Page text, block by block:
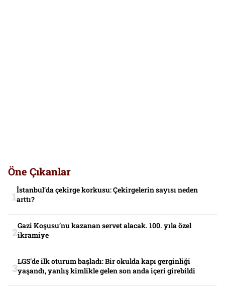
Öne Çıkanlar
İstanbul’da çekirge korkusu: Çekirgelerin sayısı neden
arttı?
Gazi Koşusu’nu kazanan servet alacak. 100. yıla özel
ikramiye
LGS’de ilk oturum başladı: Bir okulda kapı gerginliği
yaşandı, yanlış kimlikle gelen son anda içeri girebildi